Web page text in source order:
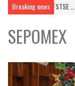
Breaking news
Brinda FSTSE …
SEPOMEX